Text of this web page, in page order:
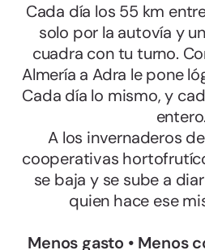
Cada día los 55 km
solo por la autovía y
cuadra con tu turno.
Almería a Adra le pone
Cada día lo mismo, y
entero.
A los invernaderos
cooperativas
se baja y se sube a
quien hace ese
Menos gasto • Menos